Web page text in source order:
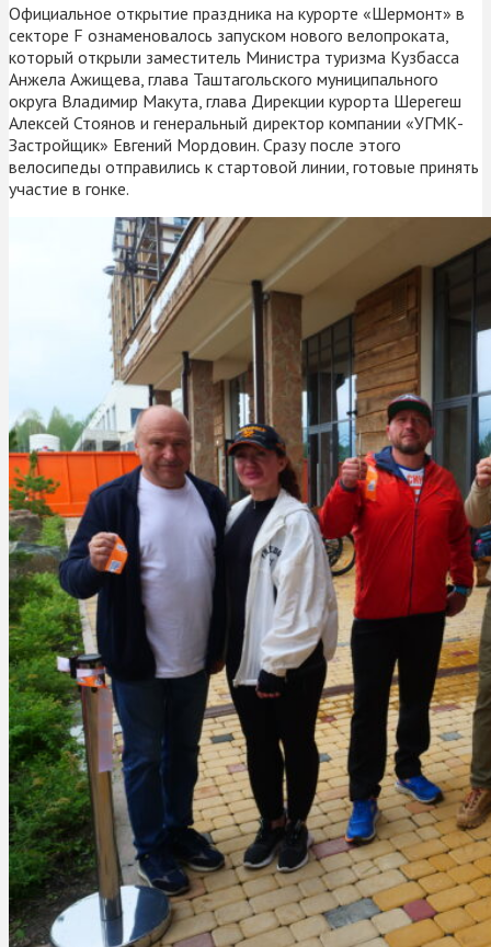
Официальное открытие праздника на курорте «Шермонт» в
секторе F ознаменовалось запуском нового велопроката,
который открыли заместитель Министра туризма Кузбасса
Анжела Ажищева, глава Таштагольского муниципального
округа Владимир Макута, глава Дирекции курорта Шерегеш
Алексей Стоянов и генеральный директор компании «УГМК-
Застройщик» Евгений Мордовин. Сразу после этого
велосипеды отправились к стартовой линии, готовые принять
участие в гонке.